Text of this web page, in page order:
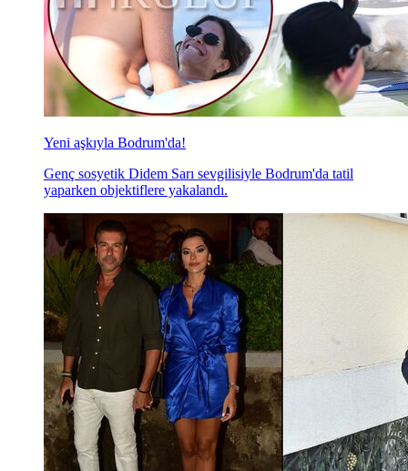
Yeni aşkıyla Bodrum'da!
Genç sosyetik Didem Sarı sevgilisiyle Bodrum'da tatil
yaparken objektiflere yakalandı.